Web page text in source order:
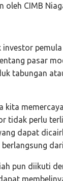
oleh CIMB
pasar
tabungan
kita
tidak perlu
dapat
pun diikuti